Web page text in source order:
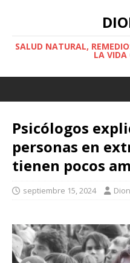
SALUD NATURAL,
LA
Psicólogos
personas en
tienen pocos
septiembre 15, 2024